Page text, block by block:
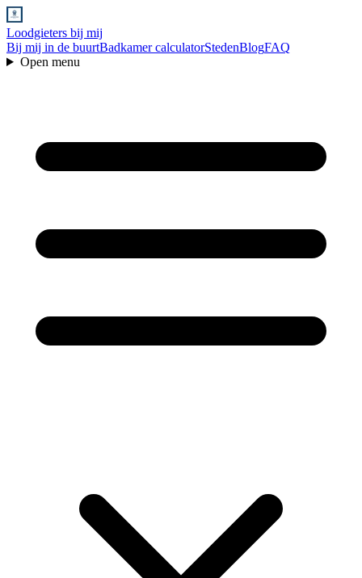
Loodgieters bij mij
Bij mij in de buurtBadkamer calculatorStedenBlogFAQ
Open menu